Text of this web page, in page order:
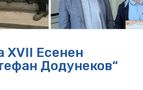
XVII Есенен
Додунеков“